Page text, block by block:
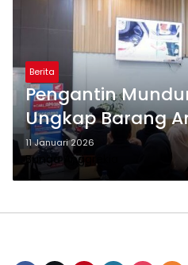
Berita
Pengantin
Ungkap Barang
Sudah di Rumah:
Orangnya
11 Januari 2026
Bunga Anggrekia